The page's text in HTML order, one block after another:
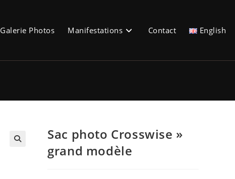
Galerie Photos Manifestations Contact English
Sac photo Crosswise »
grand modèle